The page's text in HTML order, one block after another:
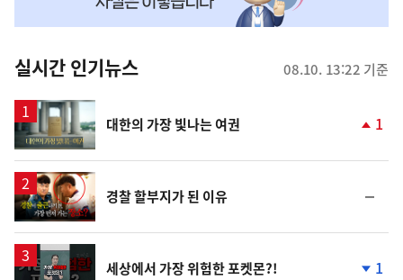
뉴
스
실시간 인기뉴스 08.10. 13:22 기준
영
상
대한의 가장 빛나는 여권 1
영
상
경찰 할부지가 된 이유
일
영
세상에서 가장 위험한 포켓몬?! 1